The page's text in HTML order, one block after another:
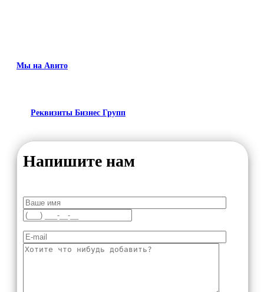
Мы на Авито
Реквизиты Бизнес Групп
Напишите нам